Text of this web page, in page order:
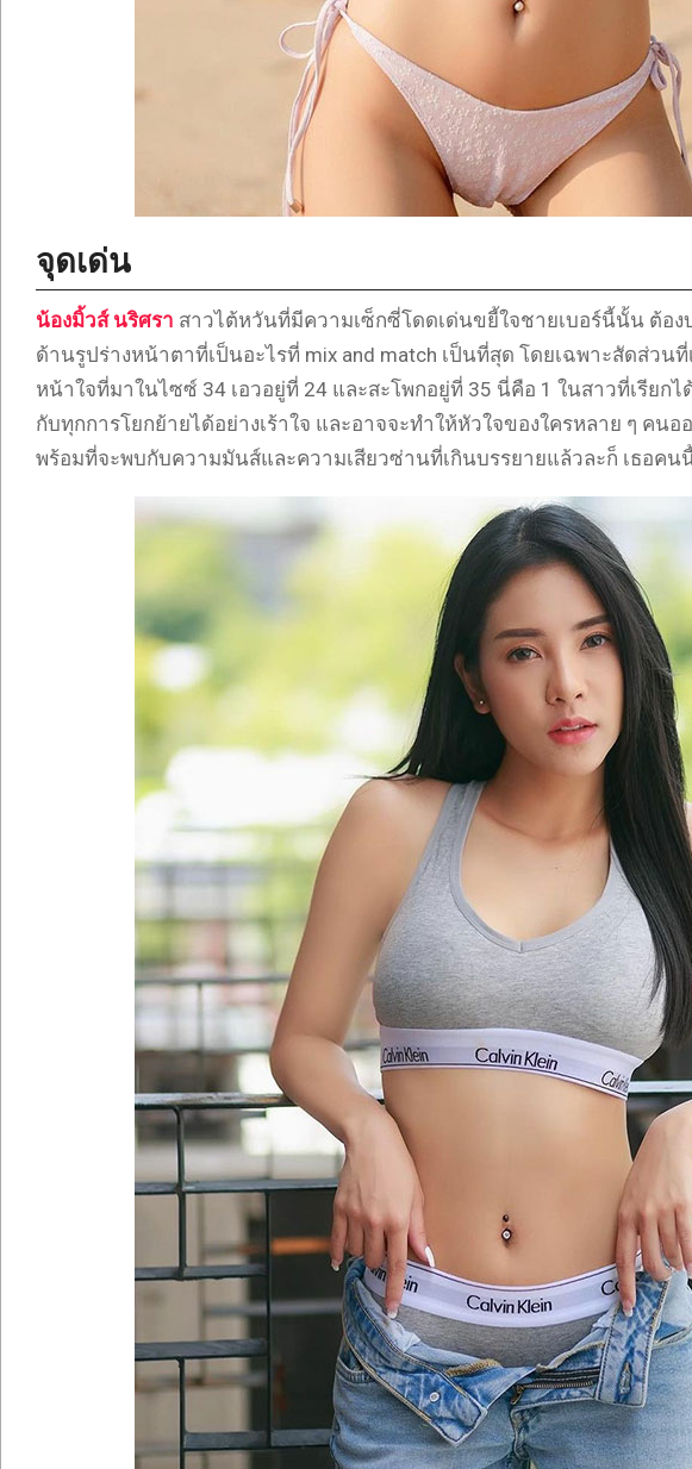
จุดเด่น
น้องมิ้วส์ นริศรา สาวไต้หวันที่มีความเซ็กซี่โดดเด่นขยี้ใจชายเบอร์นี้นั้น ต้อง
ด้านรูปร่างหน้าตาที่เป็นอะไรที่ mix and match เป็นที่สุด โดยเฉพาะสัดส่วน
หน้าใจที่มาในไซซ์ 34 เอวอยู่ที่ 24 และสะโพกอยู่ที่ 35 นี่คือ 1 ในสาวที่เรียก
กับทุกการโยกย้ายได้อย่างเร้าใจ และอาจจะทำให้หัวใจของใครหลาย ๆ คน
พร้อมที่จะพบกับความมันส์และความเสียวซ่านที่เกินบรรยายแล้วละก็ เธอคน